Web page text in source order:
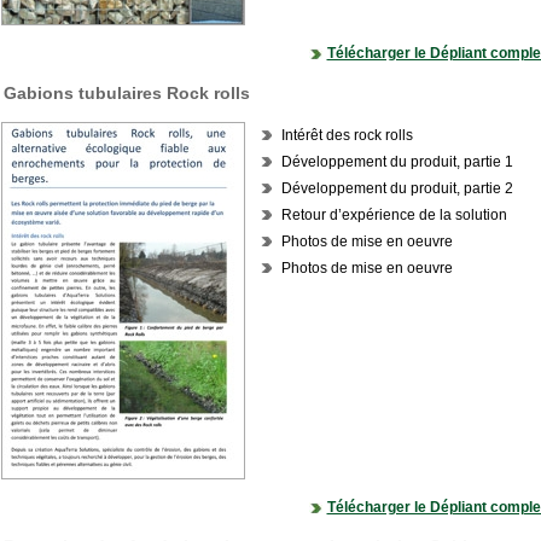
Télécharger le Dépliant
Gabions tubulaires Rock rolls
Intérêt des rock rolls
Développement du produit, partie 1
Développement du produit, partie 2
Retour d’expérience de la solution
Photos de mise en oeuvre
Photos de mise en oeuvre
Télécharger le Dépliant